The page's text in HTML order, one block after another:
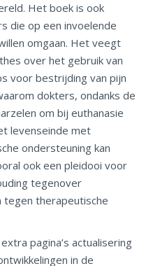
Het boek is ook
die op een invoelende
omgaan. Het veegt
over het gebruik van
voor bestrijding van pijn
dokters, ondanks de
om bij euthanasie
levenseinde met
ondersteuning kan
ook een pleidooi voor
tegenover
tegen therapeutische
pagina’s actualisering
in de